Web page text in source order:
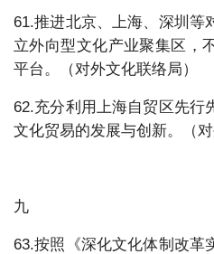
61.推进北京、上海、深圳等
立外向型文化产业聚集区，
平台。（对外文化联络局）
62.充分利用上海自贸区先行
文化贸易的发展与创新。（对
九
63.按照《深化文化体制改革